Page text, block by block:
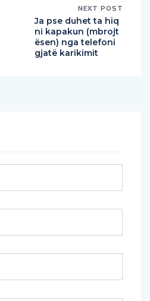
NEXT POST
Ja pse duhet ta hiq
ni kapakun (mbrojt
ësen) nga telefoni
gjatë karikimit